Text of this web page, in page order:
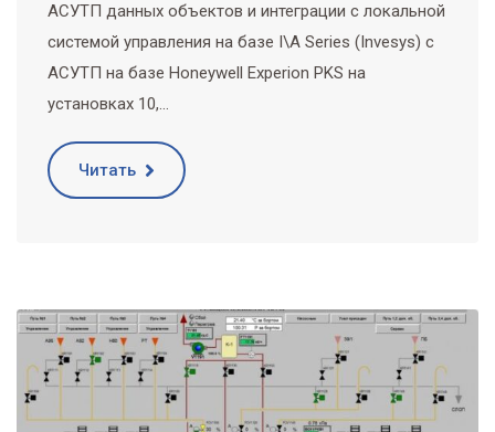
АСУТП данных объектов и интеграции с локальной
системой управления на базе I\A Series (Invesys) c
АСУТП на базе Honeywell Experion PKS на
установках 10,…
Читать